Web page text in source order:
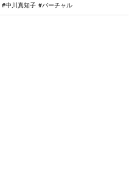
中川真知子 バーチャル